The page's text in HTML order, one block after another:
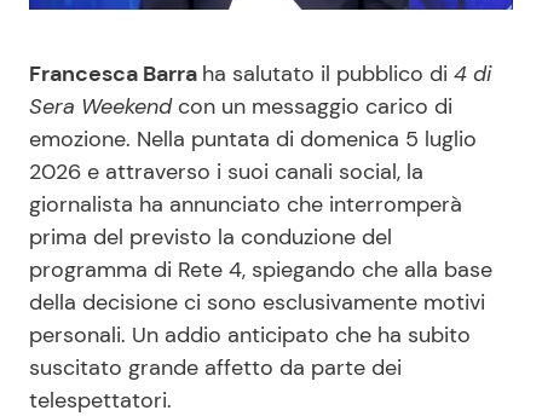
Casa
Moda e Style
Mondo Mamma
News benessere
Salute
Viaggi e Turismo
Consigli di Cucina
Dolci
Le Ricette in TV
Primi Piatti
Ricette Facili e Veloci
Ricette Feste
Francesca Barra ha salutato il pubblico di 4 di
Sera Weekendcon un messaggio carico di
emozione. Nella puntata di domenica 5 luglio
2026 e attraverso i suoi canali social, la
giornalista ha annunciato che interromperà
prima del previsto la conduzione del
programma di Rete 4, spiegando che alla base
della decisione ci sono esclusivamente motivi
personali. Un addio anticipato che ha subito
suscitato grande affetto da parte dei
telespettatori.